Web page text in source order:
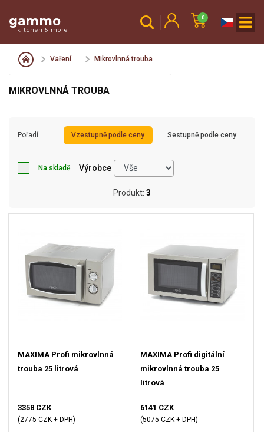
gammo
kitchen & more
0
Vaření Mikrovlnná trouba
MIKROVLNNÁ TROUBA
Pořadí Vzestupně podle ceny Sestupně podle ceny
Na skladě Výrobce
Produkt: 3
MAXIMA Profi mikrovlnná
trouba 25 litrová
3358 CZK
(2775 CZK + DPH)
MAXIMA Profi digitální
mikrovlnná trouba 25
litrová
6141 CZK
(5075 CZK + DPH)